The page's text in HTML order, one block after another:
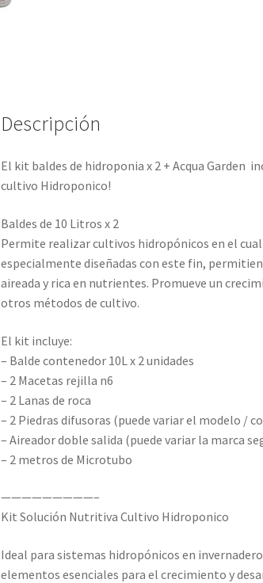
Descripción
El kit baldes de hidroponia x 2 + Acqua Garden
cultivo Hidroponico!
Baldes de 10 Litros x 2
Permite realizar cultivos hidropónicos en el
especialmente diseñadas con este fin,
aireada y rica en nutrientes. Promueve un
otros métodos de cultivo.
El kit incluye:
– Balde contenedor 10L x 2 unidades
– 2 Macetas rejilla n6
– 2 Lanas de roca
– 2 Piedras difusoras (puede variar el modelo /
– Aireador doble salida (puede variar la marca
– 2 metros de Microtubo
—————————–
Kit Solución Nutritiva Cultivo Hidroponico
Ideal para sistemas hidropónicos en
elementos esenciales para el crecimiento y